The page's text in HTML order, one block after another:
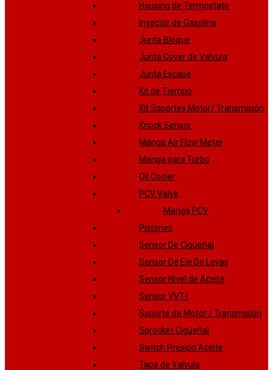
Housing de Termostato
Inyector de Gasolina
Junta Bloque
Junta Cover de Valvula
Junta Escape
Kit de Tiempo
Kit Soportes Motor/ Transmisión
Knock Sensor
Manga Air Flow Meter
Manga para Turbo
Oil Cooler
PCV Valve
Manga PCV
Pistones
Sensor De Cigüeñal
Sensor De Eje De Levas
Sensor Nivel de Aceite
Sensor VVT-I
Soporte de Motor / Transmisión
Sprocket Cigüeñal
Switch Presión Aceite
Tapa de Valvula